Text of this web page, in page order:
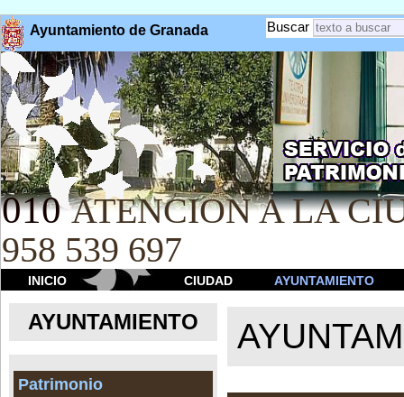
Ayuntamiento de Granada Buscar
010 ATENCION A LA
958 539 697
INICIO CIUDAD AYUNTAMIENTO
AYUNTAMIENTO
Patrimonio